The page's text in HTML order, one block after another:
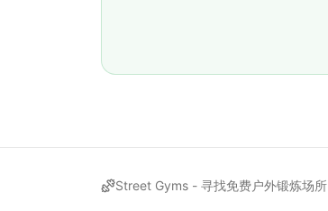
Street Gyms - 寻找免费户外锻炼场所